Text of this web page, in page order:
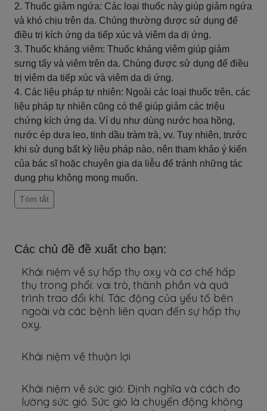
2. Thuốc giảm ngứa: Các loại thuốc này giúp giảm ngứa
và khó chịu trên da. Chúng thường được sử dụng để
điều trị kích ứng da tiếp xúc và viêm da dị ứng.
3. Thuốc kháng viêm: Thuốc kháng viêm giúp giảm
sưng tấy và viêm trên da. Chúng được sử dụng để điều
trị viêm da tiếp xúc và viêm da dị ứng.
4. Các liệu pháp tự nhiên: Ngoài các loại thuốc trên, các
liệu pháp tự nhiên cũng có thể giúp giảm các triệu
chứng kích ứng da. Ví dụ như dùng nước hoa hồng,
nước ép dưa leo, tinh dầu tràm trà, vv. Tuy nhiên, trước
khi sử dụng bất kỳ liệu pháp nào, nên tham khảo ý kiến ​​
của bác sĩ hoặc chuyên gia da liễu để tránh những tác
dụng phụ không mong muốn.
Tóm tắt
Các chủ đề đề xuất cho bạn:
Khái niệm về sự hấp thụ oxy và cơ chế hấp
thụ trong phổi: vai trò, thành phần và quá
trình trao đổi khí. Tác động của yếu tố bên
ngoài và các bệnh liên quan đến sự hấp thụ
oxy.
Khái niệm về thuận lợi
Khái niệm về sức gió: Định nghĩa và cách đo
lường sức gió. Sức gió là chuyển động không